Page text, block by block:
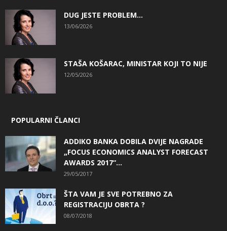
DUG JESTE PROBLEM…
13/06/2026
STAŠA KOŠARAC, MINISTAR KOJI TO NIJE
12/05/2026
POPULARNI ČLANCI
ADDIKO BANKA DOBILA DVIJE NAGRADE
„FOCUS ECONOMICS ANALYST FORECAST
AWARDS 2017“...
29/05/2017
ŠTA VAM JE SVE POTREBNO ZA
REGISTRACIJU OBRTA ?
08/07/2018